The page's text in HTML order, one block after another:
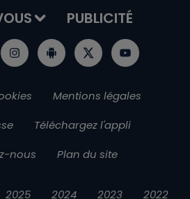
PUBLICITÉ
Mentions légales
Téléchargez l'appli
nous
Plan du site
2025 2024 2023 2022